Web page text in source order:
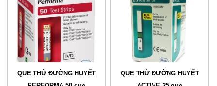
QUE THỬ ĐƯỜNG HUYẾT
QUE THỬ ĐƯỜNG HUYẾT